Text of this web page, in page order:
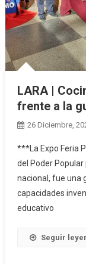
LARA |
frente a la
26 Diciembre,
***La Expo Feria
del Poder
nacional, fue una
capacidades
educativo
Seguir